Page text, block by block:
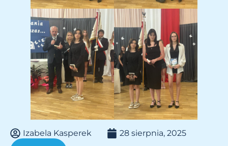
Izabela Kasperek
28 sierpnia, 2025